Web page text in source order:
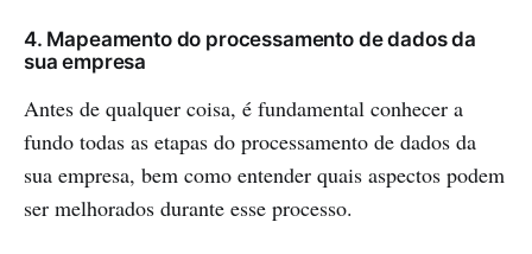
4. Mapeamento do processamento de dados da
sua empresa
Antes de qualquer coisa, é fundamental conhecer a
fundo todas as etapas do processamento de dados da
sua empresa, bem como entender quais aspectos podem
ser melhorados durante esse processo.